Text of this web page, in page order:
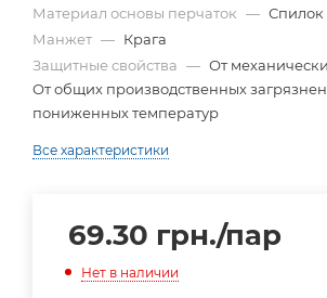
Материал основы перчаток — Спилок
Манжет — Крага
Защитные свойства — От
От общих производственных
пониженных температур
Все характеристики
69.30 грн./пар
Нет в наличии